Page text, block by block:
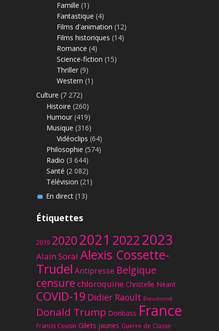
Famille (1)
Fantastique (4)
Films d'animation (12)
Films historiques (14)
Romance (4)
Science-fiction (15)
Thriller (9)
Western (1)
Culture (7 272)
Histoire (260)
Humour (419)
Musique (316)
Vidéoclips (64)
Philosophie (574)
Radio (3 644)
Santé (2 082)
Télévision (21)
En direct(13)
Étiquettes
2019 20202021 20222023
Alain Soral Alexis Cossette-
Trudel Antipresse Belgique
censure chloroquine Christelle Néant
COVID-19 Didier Raoult Dieudonné
Donald Trump Donbass France
Francis Cousin Gilets jaunes Guerre de Classe